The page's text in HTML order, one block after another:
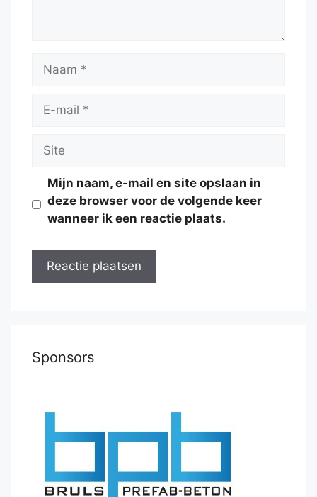
Naam
Site
Mijn naam, e-mail en site opslaan in
deze browser voor de volgende keer
wanneer ik een reactie plaats.
Sponsors